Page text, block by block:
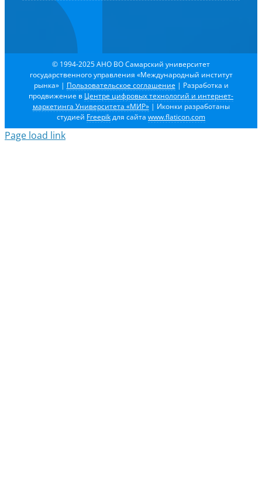
© 1994-2025 АНО ВО Самарский университет
государственного управления «Международный институт
рынка» | Пользовательское соглашение | Разработка и
продвижение в Центре цифровых технологий и интернет-
маркетинга Университета «МИР»| Иконки разработаны
студией Freepikдля сайта www.flaticon.com
Page load link